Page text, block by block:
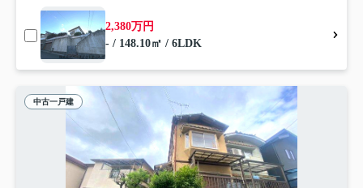
2,380万円
- / 148.10㎡ / 6LDK
中古一戸建